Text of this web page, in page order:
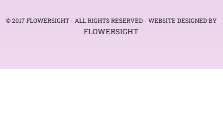
© 2017 FLOWERSIGHT - ALL RIGHTS RESERVED - WEBSITE DESIGNED BY
FLOWERSIGHT.